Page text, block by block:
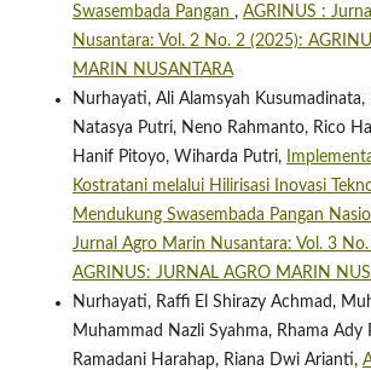
Swasembada Pangan , AGRINUS :
Nusantara: Vol. 2 No. 2 (2025):
MARIN NUSANTARA
Nurhayati, Ali Alamsyah Kusumadinata,
Natasya Putri, Neno Rahmanto, Rico
Hanif Pitoyo, Wiharda Putri,
Kostratani melalui Hilirisasi Inovasi
Mendukung Swasembada Pangan
Jurnal Agro Marin Nusantara: Vol. 3
AGRINUS: JURNAL AGRO MARIN
Nurhayati, Raffi El Shirazy Achmad,
Muhammad Nazli Syahma, Rhama
Ramadani Harahap, Riana Dwi Arianti,